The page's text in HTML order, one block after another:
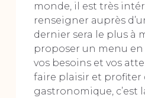
monde, il est très
renseigner auprès
dernier sera le plus à
proposer un menu en
vos besoins et vos
faire plaisir et profiter
gastronomique, c’est